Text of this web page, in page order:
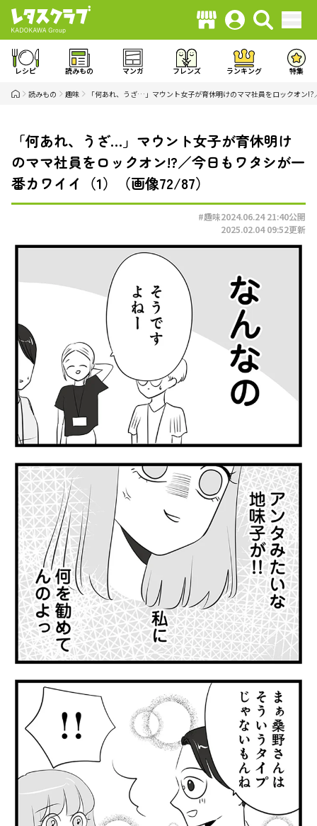
レシピ 読みもの マンガ フレンズ ランキング 特集
読みもの 趣味 「何あれ、うざ…」マウント女子が育休明けのママ社員をロックオン
「何あれ、うざ…」マウント女子が育休明け
のママ社員をロックオン!?／今日もワタシが一
番カワイイ（1）（画像72/87）
#趣味2024.06.24 21:40公開
2025.02.04 09:52更新